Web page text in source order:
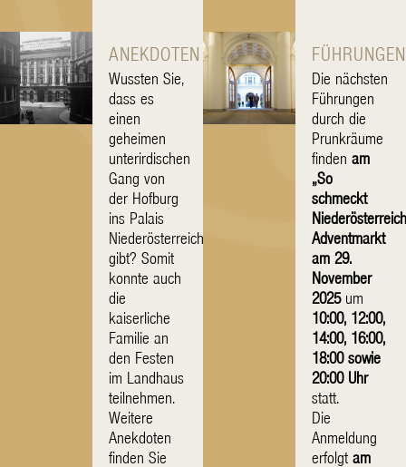
ANEKDOTEN
Wussten Sie,
dass es
einen
geheimen
unterirdischen
Gang von
der Hofburg
ins Palais
Niederösterreich
gibt? Somit
konnte auch
die
kaiserliche
Familie an
den Festen
im Landhaus
teilnehmen.
Weitere
Anekdoten
finden Sie
FÜHRUNGEN
Die nächsten
Führungen
durch die
Prunkräume
findenam
„So
schmeckt
Adventmarkt
am 29.
November
2025um
10:00, 12:00,
14:00, 16:00,
18:00 sowie
20:00 Uhr
statt.
Die
Anmeldung
erfolgtam